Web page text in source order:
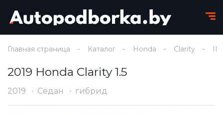
Главная страница Каталог Honda Clarity II
2019 Honda Clarity 1.5
2019 Седан гибрид